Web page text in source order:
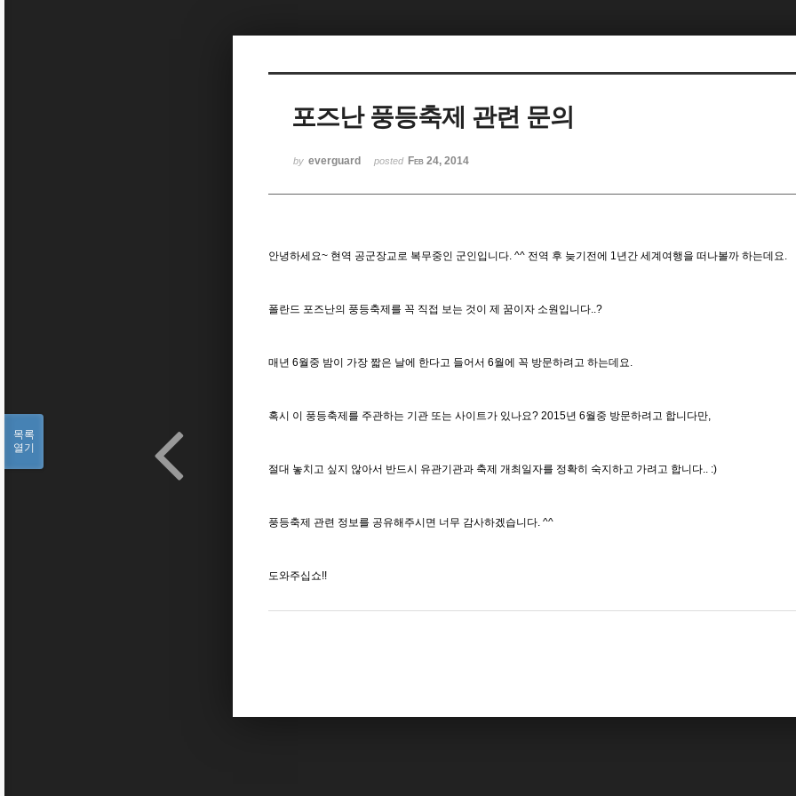
포즈난 풍등축제 관련 문의
by everguard posted Feb 24, 2014
안녕하세요~ 현역 공군장교로 복무중인 군인입니다. ^^ 전역 후 늦기전에 1년간 세계여행을 떠나볼까 하는데요.
폴란드 포즈난의 풍등축제를 꼭 직접 보는 것이 제 꿈이자 소원입니다..?
매년 6월중 밤이 가장 짧은 날에 한다고 들어서 6월에 꼭 방문하려고 하는데요.
혹시 이 풍등축제를 주관하는 기관 또는 사이트가 있나요? 2015년 6월중 방문하려고 합니다만,
절대 놓치고 싶지 않아서 반드시 유관기관과 축제 개최일자를 정확히 숙지하고 가려고 합니다.. :)
풍등축제 관련 정보를 공유해주시면 너무 감사하겠습니다. ^^
도와주십쇼!!
목록
열기
Sketchbook5, 스케치북5
Sketchbook5, 스케치북5